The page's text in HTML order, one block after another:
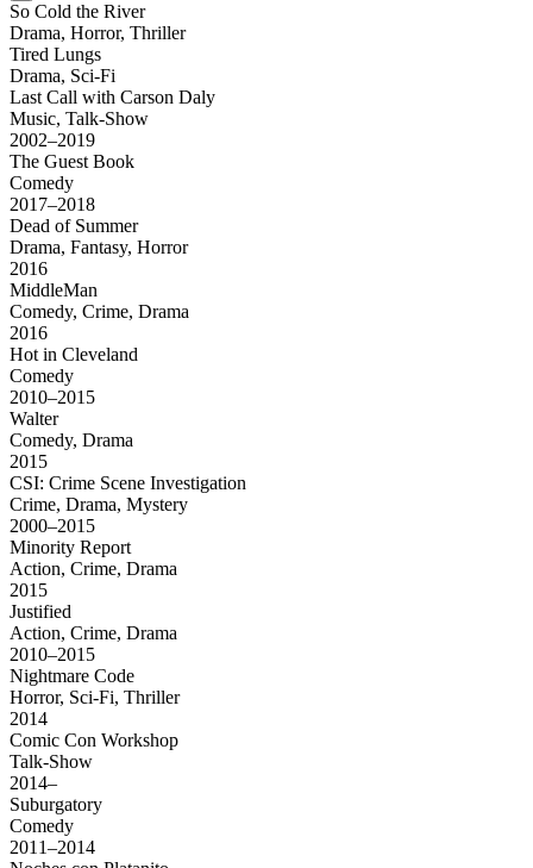
So Cold the River
Drama, Horror, Thriller
Tired Lungs
Drama, Sci-Fi
Last Call with Carson Daly
Music, Talk-Show
2002–2019
The Guest Book
Comedy
2017–2018
Dead of Summer
Drama, Fantasy, Horror
2016
MiddleMan
Comedy, Crime, Drama
2016
Hot in Cleveland
Comedy
2010–2015
Walter
Comedy, Drama
2015
CSI: Crime Scene Investigation
Crime, Drama, Mystery
2000–2015
Minority Report
Action, Crime, Drama
2015
Justified
Action, Crime, Drama
2010–2015
Nightmare Code
Horror, Sci-Fi, Thriller
2014
Comic Con Workshop
Talk-Show
2014–
Suburgatory
Comedy
2011–2014